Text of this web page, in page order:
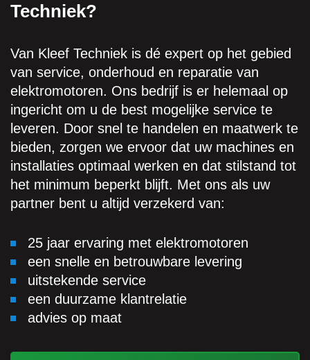
Techniek?
Van Kleef Techniek is dé expert op het gebied
van service, onderhoud en reparatie van
elektromotoren. Ons bedrijf is er helemaal op
ingericht om u de best mogelijke service te
leveren. Door snel te handelen en maatwerk te
bieden, zorgen we ervoor dat uw machines en
installaties optimaal werken en dat stilstand tot
het minimum beperkt blijft. Met ons als uw
partner bent u altijd verzekerd van:
25 jaar ervaring met elektromotoren
een snelle en betrouwbare levering
uitstekende service
een duurzame klantrelatie
advies op maat